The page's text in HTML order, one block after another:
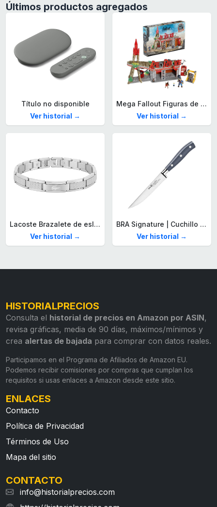
Últimos productos agregados
Título no disponible
Ver historial →
Mega Fallout Figuras de acción y Juguetes de construcción, Parada de Camiones Red Rocket con 824 Piezas, 2 Personajes articulados y Accesorios, para coleccionistas, HXT00
Ver historial →
Lacoste Brazalete de eslabón para Hombre Colección STENCIL de Acero inoxidable
Ver historial →
BRA Signature | Cuchillo tomatero 120 mm, Acero Inoxidable alemán forjado con Molibdeno Vanadio, Mango Remachado ABS, Diseño Ergonómico, Hoja 1,6 mm espesor
Ver historial →
HISTORIALPRECIOS
Consulta el historial de precios en Amazon por ASIN,
revisa gráficas, media de 90 días, máximos/mínimos y
crea alertas de bajada para comprar con datos reales.
Participamos en el Programa de Afiliados de Amazon EU.
Podemos recibir comisiones por compras que cumplan los
requisitos si usas enlaces a Amazon desde este sitio.
ENLACES
Contacto
Política de Privacidad
Términos de Uso
Mapa del sitio
CONTACTO
info@historialprecios.com